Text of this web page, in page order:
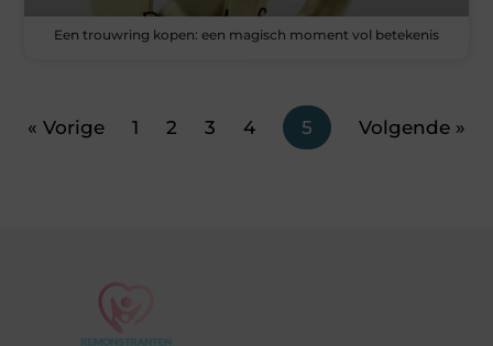
Een trouwring kopen: een magisch moment vol betekenis
« Vorige 1 2 3 4 5 Volgende »